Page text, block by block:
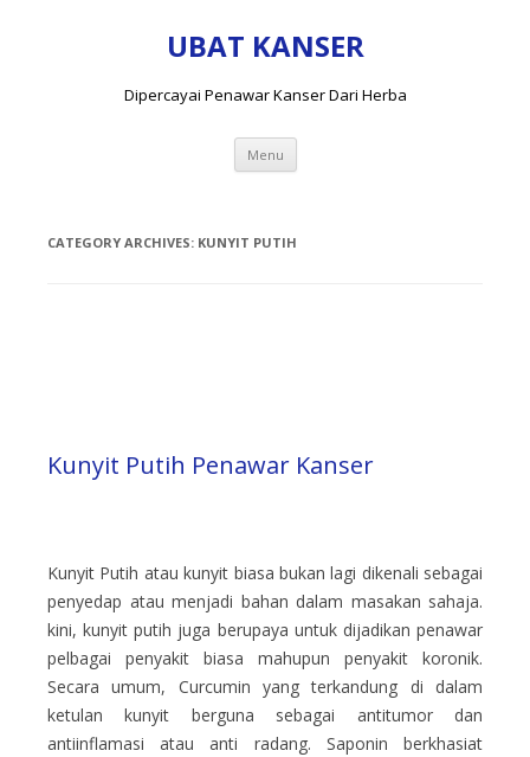
UBAT KANSER
Dipercayai Penawar Kanser Dari Herba
Menu Skip
content
CATEGORY ARCHIVES: KUNYIT PUTIH
Kunyit Putih Penawar Kanser
Kunyit Putih atau kunyit biasa bukan lagi dikenali sebagai
penyedap atau menjadi bahan dalam masakan sahaja.
kini, kunyit putih juga berupaya untuk dijadikan penawar
pelbagai penyakit biasa mahupun penyakit koronik.
Secara umum, Curcumin yang terkandung di dalam
ketulan kunyit berguna sebagai antitumor dan
antiinflamasi atau anti radang. Saponin berkhasiat